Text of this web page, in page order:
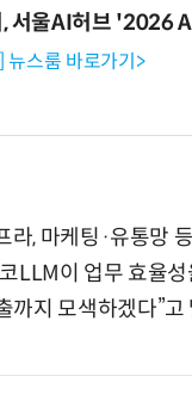
서울AI허브 '2026
뉴스룸 바로가기>
, 마케팅·유통망
LLM이 업무 효율
까지 모색하겠다”고